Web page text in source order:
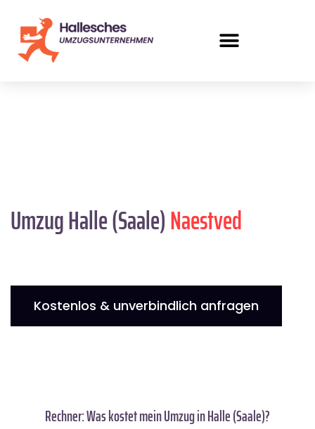
Umzug Halle (Saale)Naestved
Kostenlos & unverbindlich anfragen
Rechner: Was kostet mein Umzug in Halle (Saale)?